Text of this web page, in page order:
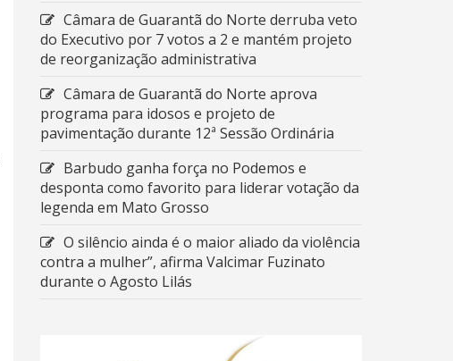
Câmara de Guarantã do Norte derruba veto
do Executivo por 7 votos a 2 e mantém projeto
de reorganização administrativa
Câmara de Guarantã do Norte aprova
programa para idosos e projeto de
pavimentação durante 12ª Sessão Ordinária
Barbudo ganha força no Podemos e
desponta como favorito para liderar votação da
legenda em Mato Grosso
O silêncio ainda é o maior aliado da violência
contra a mulher”, afirma Valcimar Fuzinato
durante o Agosto Lilás